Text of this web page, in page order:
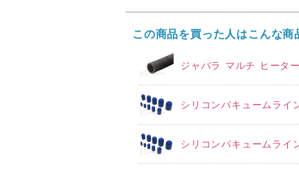
この商品を買った人はこんな商
ジャバラ マルチ ヒータ
シリコンバキュームライ
シリコンバキュームライ